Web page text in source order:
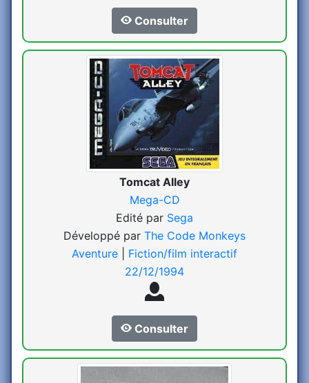
Consulter
Tomcat Alley
Mega-CD
Edité par Sega
Développé par The Code Monkeys
Aventure
Fiction/film interactif
22/12/1994
Consulter